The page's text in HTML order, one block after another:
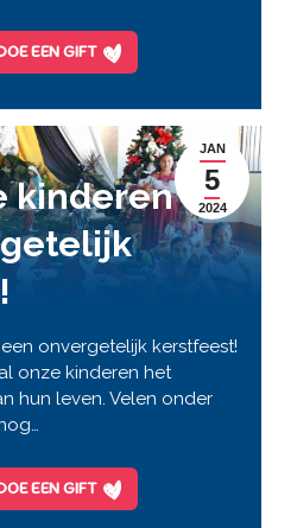
EEN GIFT
JAN
5
2024
kinderen
onvergetelijk kerstfeest!
onze kinderen het
hun leven. Velen onder
EEN GIFT